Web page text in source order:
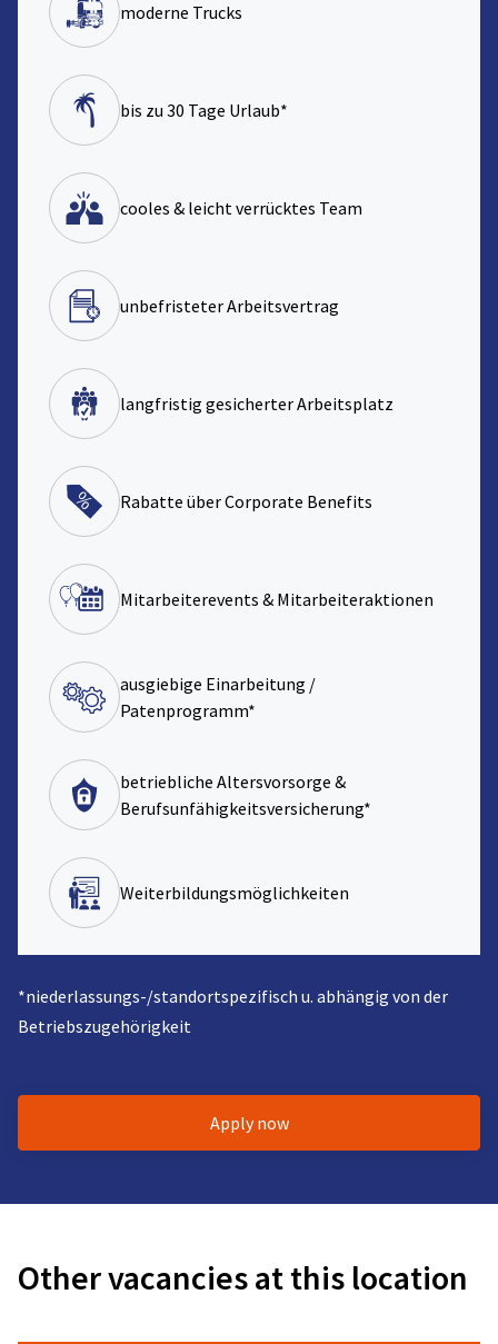
moderne Trucks
bis zu 30 Tage Urlaub*
cooles & leicht verrücktes Team
unbefristeter Arbeitsvertrag
langfristig gesicherter Arbeitsplatz
Rabatte über Corporate Benefits
Mitarbeiterevents & Mitarbeiteraktionen
ausgiebige Einarbeitung /
Patenprogramm*
betriebliche Altersvorsorge &
Berufsunfähigkeitsversicherung*
Weiterbildungsmöglichkeiten
*niederlassungs-/standortspezifisch u. abhängig von der
Betriebszugehörigkeit
Apply now
Other vacancies at this location